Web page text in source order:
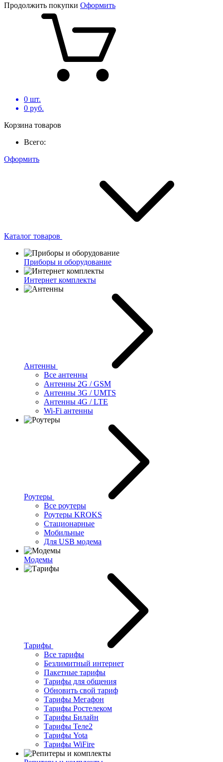
Продолжить покупки Оформить
0 шт.
0 руб.
Корзина товаров
Всего:
Оформить
Каталог товаров
Приборы и оборудование
Интернет комплекты
Антенны
Все антенны
Антенны 2G / GSM
Антенны 3G / UMTS
Антенны 4G / LTE
Wi-Fi антенны
Роутеры
Все роутеры
Роутеры KROKS
Стационарные
Мобильные
Для USB модема
Модемы
Тарифы
Все тарифы
Безлимитный интернет
Пакетные тарифы
Тарифы для общения
Обновить свой тариф
Тарифы Мегафон
Тарифы Ростелеком
Тарифы Билайн
Тарифы Теле2
Тарифы Yota
Тарифы WiFire